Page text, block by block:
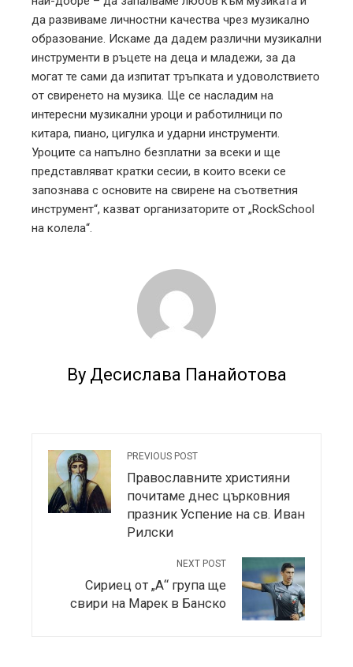
да развиваме личностни качества чрез музикално
образование. Искаме да дадем различни музикални
инструменти в ръцете на деца и младежи, за да
могат те сами да изпитат тръпката и удоволствието
от свиренето на музика. Ще се насладим на
интересни музикални уроци и работилници по
китара, пиано, цигулка и ударни инструменти.
Уроците са напълно безплатни за всеки и ще
представляват кратки сесии, в които всеки се
запознава с основите на свирене на съответния
инструмент“, казват организаторите от „RockSchool
на колела“.
By Десислава Панайотова
PREVIOUS POST
Православните християни
почитаме днес църковния
празник Успение на св. Иван
Рилски
NEXT POST
Сириец от „А“ група ще
свири на Марек в Банско